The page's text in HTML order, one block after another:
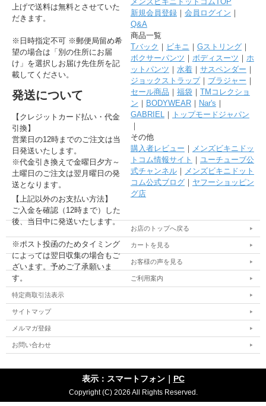
上げで送料は無料とさせていた
だきます。
※日時指定不可 ※郵便局留め希
望の場合は「別の住所にお届
け」を選択しお届け先住所を記
載してください。
発送について
【クレジットカード払い・代金
引換】
営業日の12時までのご注文は当
日発送いたします。
※代金引き換えで金曜日夕方～
土曜日のご注文は翌月曜日の発
送となります。
【上記以外のお支払い方法】
ご入金を確認（12時まで）した
後、当日中に発送いたします。
※ポスト投函のためタイミング
によっては翌日収集の場合もご
ざいます。予めご了承願いま
す。
新規会員登録｜ 会員ログイン ｜
Q&A
商品一覧
Tバック ｜ ビキニ ｜ Gストリング｜
ボクサーパンツ ｜ ボディスーツ ｜ ホ
ットパンツ ｜ 水着｜ サスペンダー ｜
ジョックストラップ｜ ブラジャー ｜
セール商品 ｜ 福袋｜ TMコレクショ
ン ｜ BODYWEAR｜ Nar's ｜
GABRIEL｜
トップモードジャパン
｜
その他
購入者レビュー ｜ メンズビキニドッ
トコム情報サイト ｜ ユーチューブ公
式チャンネル｜ メンズビキニドット
コム公式ブログ｜ ヤフーショッピン
グ店
お店のトップへ戻る
カートを見る
お客様の声を見る
ご利用案内
特定商取引法表示
サイトマップ
メルマガ登録
お問い合わせ
表示：スマートフォン｜ PC
Copyright (C) 2026 All Rights Reserved.